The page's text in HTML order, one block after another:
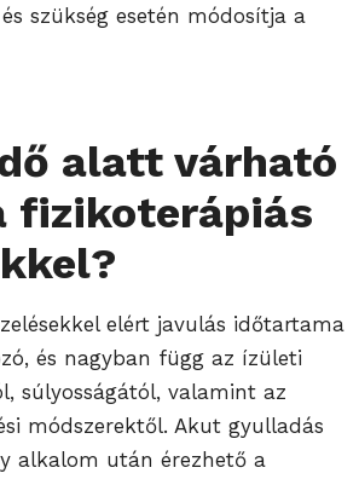
szükség esetén módosítja a
alatt várható
fizikoterápiás
elért javulás időtartama
és nagyban függ az ízületi
súlyosságától, valamint az
módszerektől. Akut gyulladás
alkalom után érezhető a